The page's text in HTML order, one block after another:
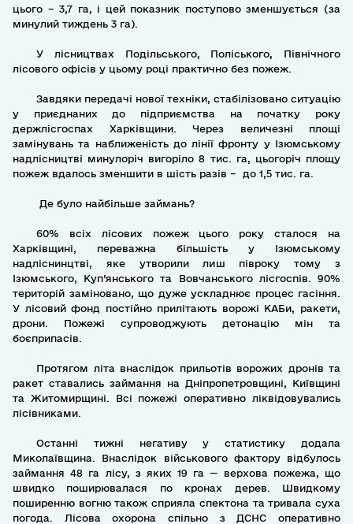
цього – 3,7 га, і цей показник поступово зменшується (за
минулий тиждень 3 га).
У лісництвах Подільського, Поліського, Північного
лісового офісів у цьому році практично без пожеж.
Завдяки передачі нової техніки, стабілізовано ситуацію
у приєднаних до підприємства на початку року
держлісгоспах Харківщини. Через величезні площі
замінувань та наближеність до лінії фронту у Ізюмському
надлісництві минулоріч вигоріло 8 тис. га, цьогоріч площу
пожеж вдалось зменшити в шість разів – до 1,5 тис. га.
Де було найбільше займань?
60% всіх лісових пожеж цього року сталося на
Харківщині, переважна більшість у Ізюмському
надліснинцтві, яке утворили лиш півроку тому з
Ізюмського, Куп’янського та Вовчанського лісгоспів. 90%
територій заміновано, що дуже ускладнює процес гасіння.
У лісовий фонд постійно прилітають ворожі КАБи, ракети,
дрони. Пожежі супроводжують детонацію мін та
боєприпасів.
Протягом літа внаслідок прильотів ворожих дронів та
ракет ставались займання на Дніпропетровщині, Київщині
та Житомирщині. Всі пожежі оперативно ліквідовувались
лісівниками.
Останні тижні негативу у статистику додала
Миколаївщина. Внаслідок військового фактору відбулось
займання 48 га лісу, з яких 19 га — верхова пожежа, що
швидко поширювалася по кронах дерев. Швидкому
поширенню вогню також сприяла спектона та тривала суха
погода. Лісова охорона спільно з ДСНС оперативно